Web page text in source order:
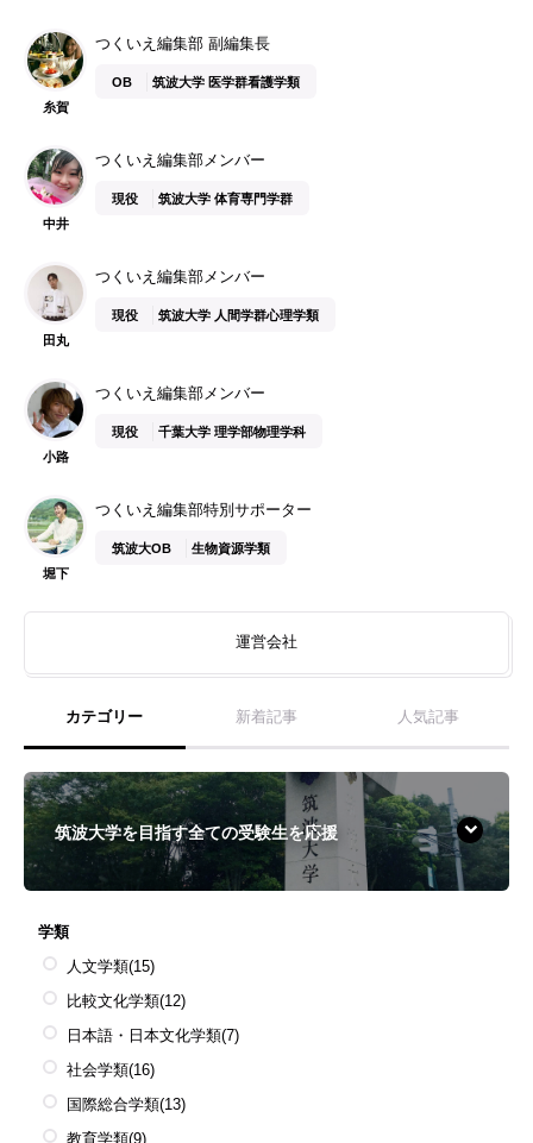
糸賀
つくいえ編集部 副編集長
OB 筑波大学 医学群看護学類
中井
つくいえ編集部メンバー
現役 筑波大学 体育専門学群
田丸
つくいえ編集部メンバー
現役 筑波大学 人間学群心理学類
小路
つくいえ編集部メンバー
現役 千葉大学 理学部物理学科
堀下
つくいえ編集部特別サポーター
筑波大OB 生物資源学類
運営会社
カテゴリー 新着記事 人気記事
筑波大学を目指す全ての受験生を応援
学類
人文学類(15)
比較文化学類(12)
日本語・日本文化学類(7)
社会学類(16)
国際総合学類(13)
教育学類(9)